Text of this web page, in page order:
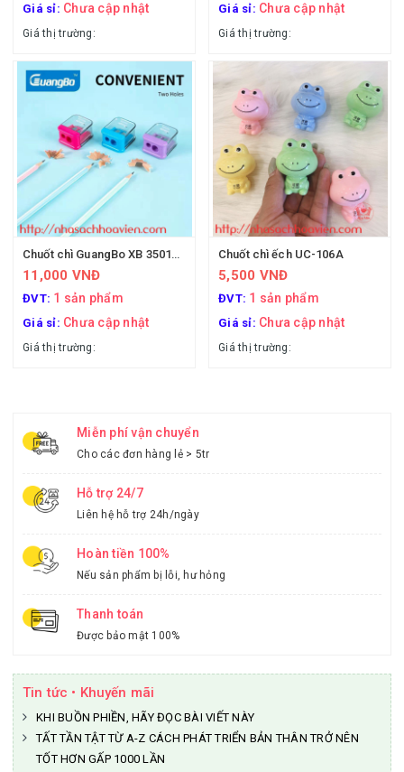
Giá sỉ: Chưa cập nhật
Giá thị trường:
Giá sỉ: Chưa cập nhật
Giá thị trường:
Chuốt chì GuangBo XB 35016 (mê cung)
11,000 VNĐ
ĐVT: 1 sản phẩm
Giá sỉ: Chưa cập nhật
Giá thị trường:
Chuốt chì ếch UC-106A
5,500 VNĐ
ĐVT: 1 sản phẩm
Giá sỉ: Chưa cập nhật
Giá thị trường:
Miễn phí vận chuyển
Cho các đơn hàng lẻ > 5tr
Hỗ trợ 24/7
Liên hệ hỗ trợ 24h/ngày
Hoàn tiền 100%
Nếu sản phẩm bị lỗi, hư hỏng
Thanh toán
Được bảo mật 100%
Tin tức • Khuyến mãi
KHI BUỒN PHIỀN, HÃY ĐỌC BÀI VIẾT NÀY
TẤT TẦN TẬT TỪ A-Z CÁCH PHÁT TRIỂN BẢN THÂN TRỞ NÊN
TỐT HƠN GẤP 1000 LẦN